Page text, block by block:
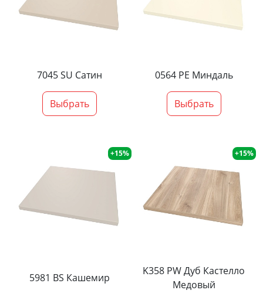
7045 SU Сатин
Выбрать
0564 PE Миндаль
Выбрать
+15%
5981 BS Кашемир
+15%
K358 PW Дуб Кастелло
Медовый